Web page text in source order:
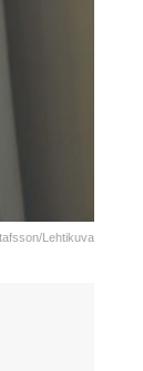
Lehtikuva